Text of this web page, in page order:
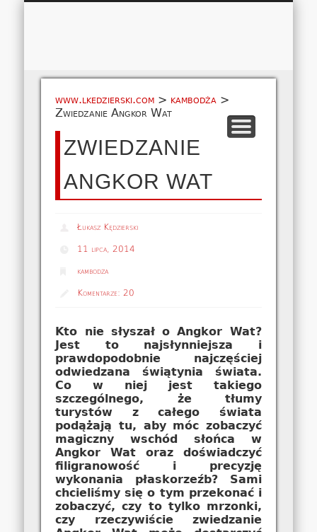
O NAS
EUROPA A-M
EUROPA N-Z
AZJA
AFRYKA
AMERYKA
OCEANIA
MAPA
WSPÓŁPRACA
KONTAKT
www.lkedzierski.com > kambodża >
Zwiedzanie Angkor Wat
ZWIEDZANIE
ANGKOR WAT
Łukasz Kędzierski
11 lipca, 2014
kambodża
Komentarze:20
Kto nie słyszał o Angkor Wat?
Jest to najsłynniejsza i
prawdopodobnie najczęściej
odwiedzana świątynia świata.
Co w niej jest takiego
szczególnego, że tłumy
turystów z całego świata
podążają tu, aby móc zobaczyć
magiczny wschód słońca w
Angkor Wat oraz doświadczyć
filigranowość i precyzję
wykonania płaskorzeźb? Sami
chcieliśmy się o tym przekonać i
zobaczyć, czy to tylko mrzonki,
czy rzeczywiście zwiedzanie